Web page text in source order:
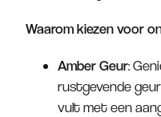
Waarom kiezen voor
Amber Geur:
rustgevende
vult met een